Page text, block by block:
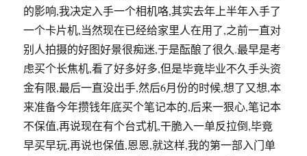
来准备今年攒钱年底买个笔记本的,后来一狠心,笔记本
不保值,再说现在有个台式机,干脆入一单反拉倒,毕竟
早买早玩,再说也保值,恩恩,就这样,我的第一部入门单
反Nikon D5000就在6月底诞生了,现在也是差不多耍了
快两个月了,几乎每个星期跑出去拍东西,瞎胡拍,眨眼
就快门都快2000次了,呵呵.好了闲话少说.入正题~
从涛那里拿来的一本入门级别的摄影书,对我这样的菜